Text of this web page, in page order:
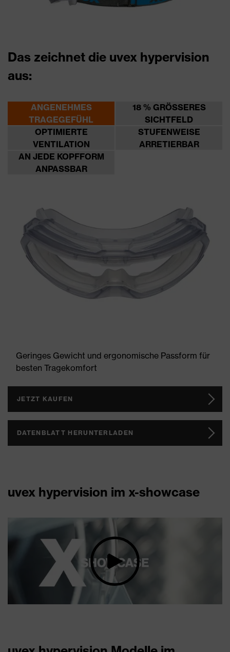
Das zeichnet die uvex hypervision
aus:
ANGENEHMES
TRAGEGEFÜHL
18 % GRÖSSERES
SICHTFELD
OPTIMIERTE
VENTILATION
STUFENWEISE
ARRETIERBAR
AN JEDE KOPFFORM
ANPASSBAR
Geringes Gewicht und ergonomische Passform für
besten Tragekomfort
JETZT KAUFEN
DATENBLATT HERUNTERLADEN
uvex hypervision im x-showcase